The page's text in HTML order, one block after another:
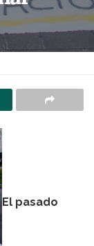
El pasado